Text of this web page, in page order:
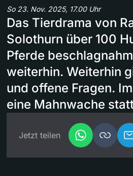
So 23. Nov. 2025, 17.00 Uhr
Das Tierdrama von
Solothurn über 100
Pferde
weiterhin. Weiterhin
und offene Fragen.
eine Mahnwache
Jetzt teilen